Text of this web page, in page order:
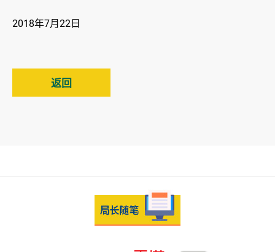
2018年7月22日
返回